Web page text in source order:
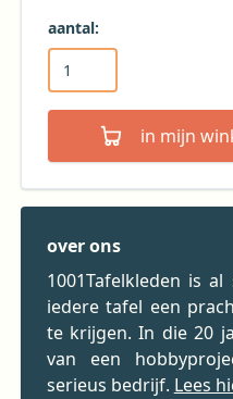
aantal:
over ons
1001Tafelkleden is
iedere tafel een
te krijgen. In die 20
van een
serieus bedrijf. Lees